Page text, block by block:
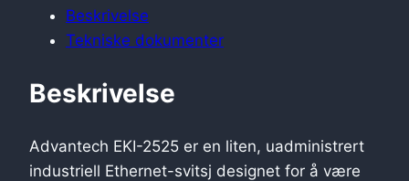
Beskrivelse
Tekniske dokumenter
Beskrivelse
Advantech EKI-2525 er en liten, uadministrert
industriell Ethernet-svitsj designet for å være